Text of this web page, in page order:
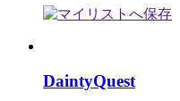
DaintyQuest